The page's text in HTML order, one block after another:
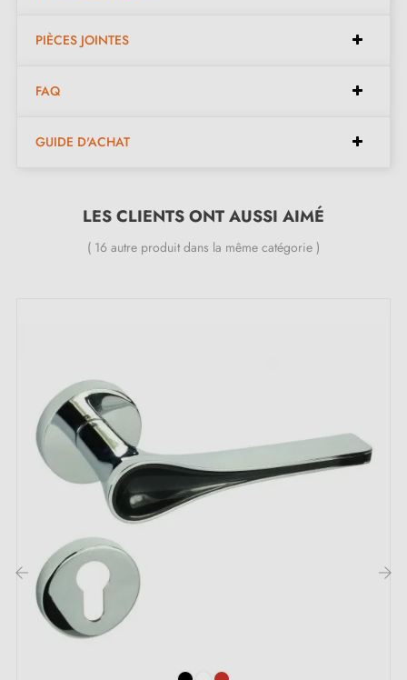
Paire de poignées avec rosace de 3 mm (très fine)
Poignée de porte lourde et pleine
Convient aux portes de 44 mm d'épaisseur
Pour portes plus épaisses ou poignée de porte à
Adaptateurs de montage
Deux tiges carrées : 7x7 mm pour la France, 8x8 mm
pour la Belgique, la Suisse et l'UE
Vis M4 pour une fixation robuste
Vis et clé Allen de 3 mm pour l'assemblage
Jeu de vis à bois (sur demande spéciale)
Instruction de montage en Français
PIÈCES JOINTES
FAQ
GUIDE D'ACHAT
LES CLIENTS ONT AUSSI AIMÉ
( 16 autre produit dans la même catégorie )